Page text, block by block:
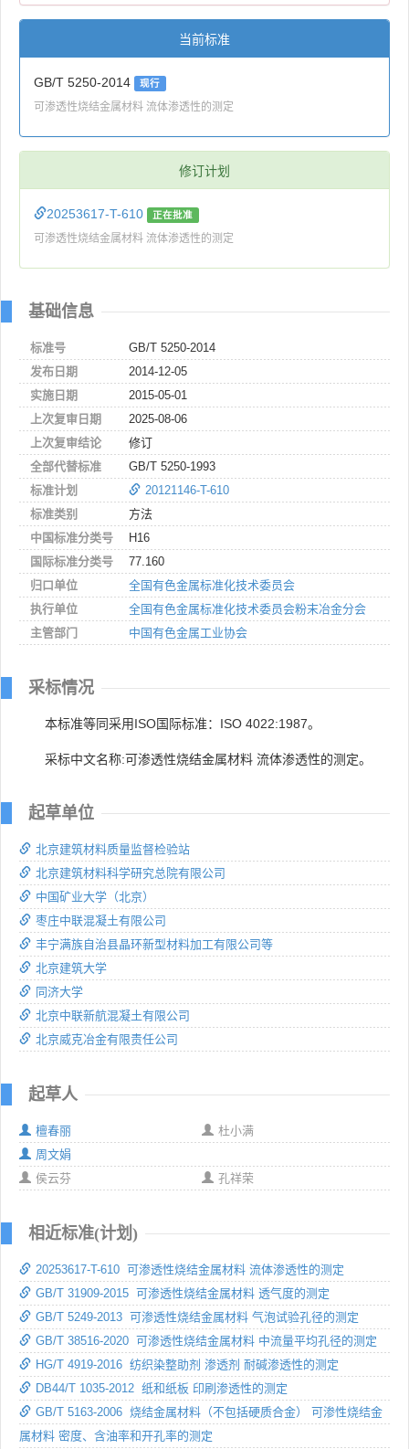
当前标准
GB/T 5250-2014 现行
可渗透性烧结金属材料 流体渗透性的测定
修订计划
20253617-T-610 正在批准
可渗透性烧结金属材料 流体渗透性的测定
基础信息
标准号
GB/T 5250-2014
发布日期
2014-12-05
实施日期
2015-05-01
上次复审日期
2025-08-06
上次复审结论
修订
全部代替标准
GB/T 5250-1993
标准计划
20121146-T-610
标准类别
方法
中国标准分类号
H16
国际标准分类号
77.160
归口单位
全国有色金属标准化技术委员会
执行单位
全国有色金属标准化技术委员会粉末冶金分会
主管部门
中国有色金属工业协会
采标情况
本标准等同采用ISO国际标准：ISO 4022:1987。
采标中文名称:可渗透性烧结金属材料 流体渗透性的测定。
起草单位
北京建筑材料质量监督检验站
北京建筑材料科学研究总院有限公司
中国矿业大学（北京）
枣庄中联混凝土有限公司
丰宁满族自治县晶环新型材料加工有限公司等
北京建筑大学
同济大学
北京中联新航混凝土有限公司
北京威克冶金有限责任公司
起草人
檀春丽
杜小满
周文娟
侯云芬
孔祥荣
相近标准(计划)
20253617-T-610 可渗透性烧结金属材料 流体渗透性的测定
GB/T 31909-2015 可渗透性烧结金属材料 透气度的测定
GB/T 5249-2013 可渗透性烧结金属材料 气泡试验孔径的测定
GB/T 38516-2020 可渗透性烧结金属材料 中流量平均孔径的测定
HG/T 4919-2016 纺织染整助剂 渗透剂 耐碱渗透性的测定
DB44/T 1035-2012 纸和纸板 印刷渗透性的测定
GB/T 5163-2006 烧结金属材料（不包括硬质合金） 可渗性烧结金
属材料 密度、含油率和开孔率的测定